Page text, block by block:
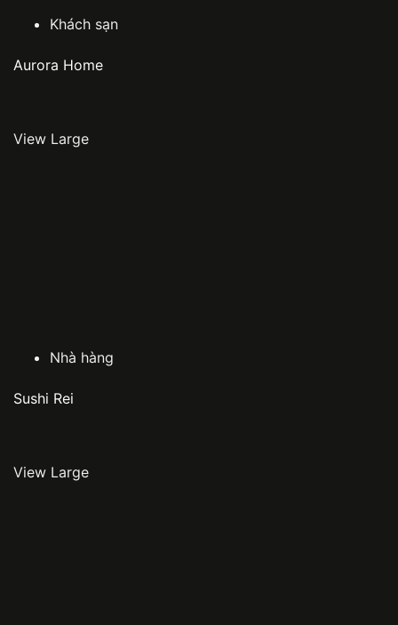
Khách sạn
Aurora Home
View Large
Nhà hàng
Sushi Rei
View Large